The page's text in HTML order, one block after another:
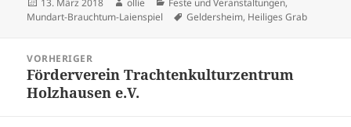
am
13. März 2018 ollie Feste und Veranstaltungen,
Mundart-Brauchtum-Laienspiel
Schlagwörter
Geldersheim, Heiliges Grab
VORHERIGER
Vorheriger
Beitrag:
Förderverein Trachtenkulturzentrum
Holzhausen e.V.